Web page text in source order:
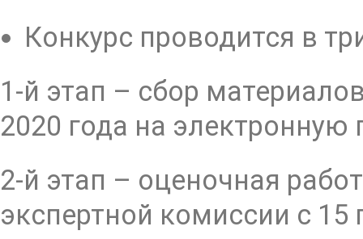
Конкурс проводится в
1-й этап – сбор
2020 года на электронную
2-й этап – оценочная
экспертной комиссии с 15